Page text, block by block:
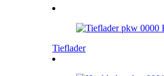
Tieflader